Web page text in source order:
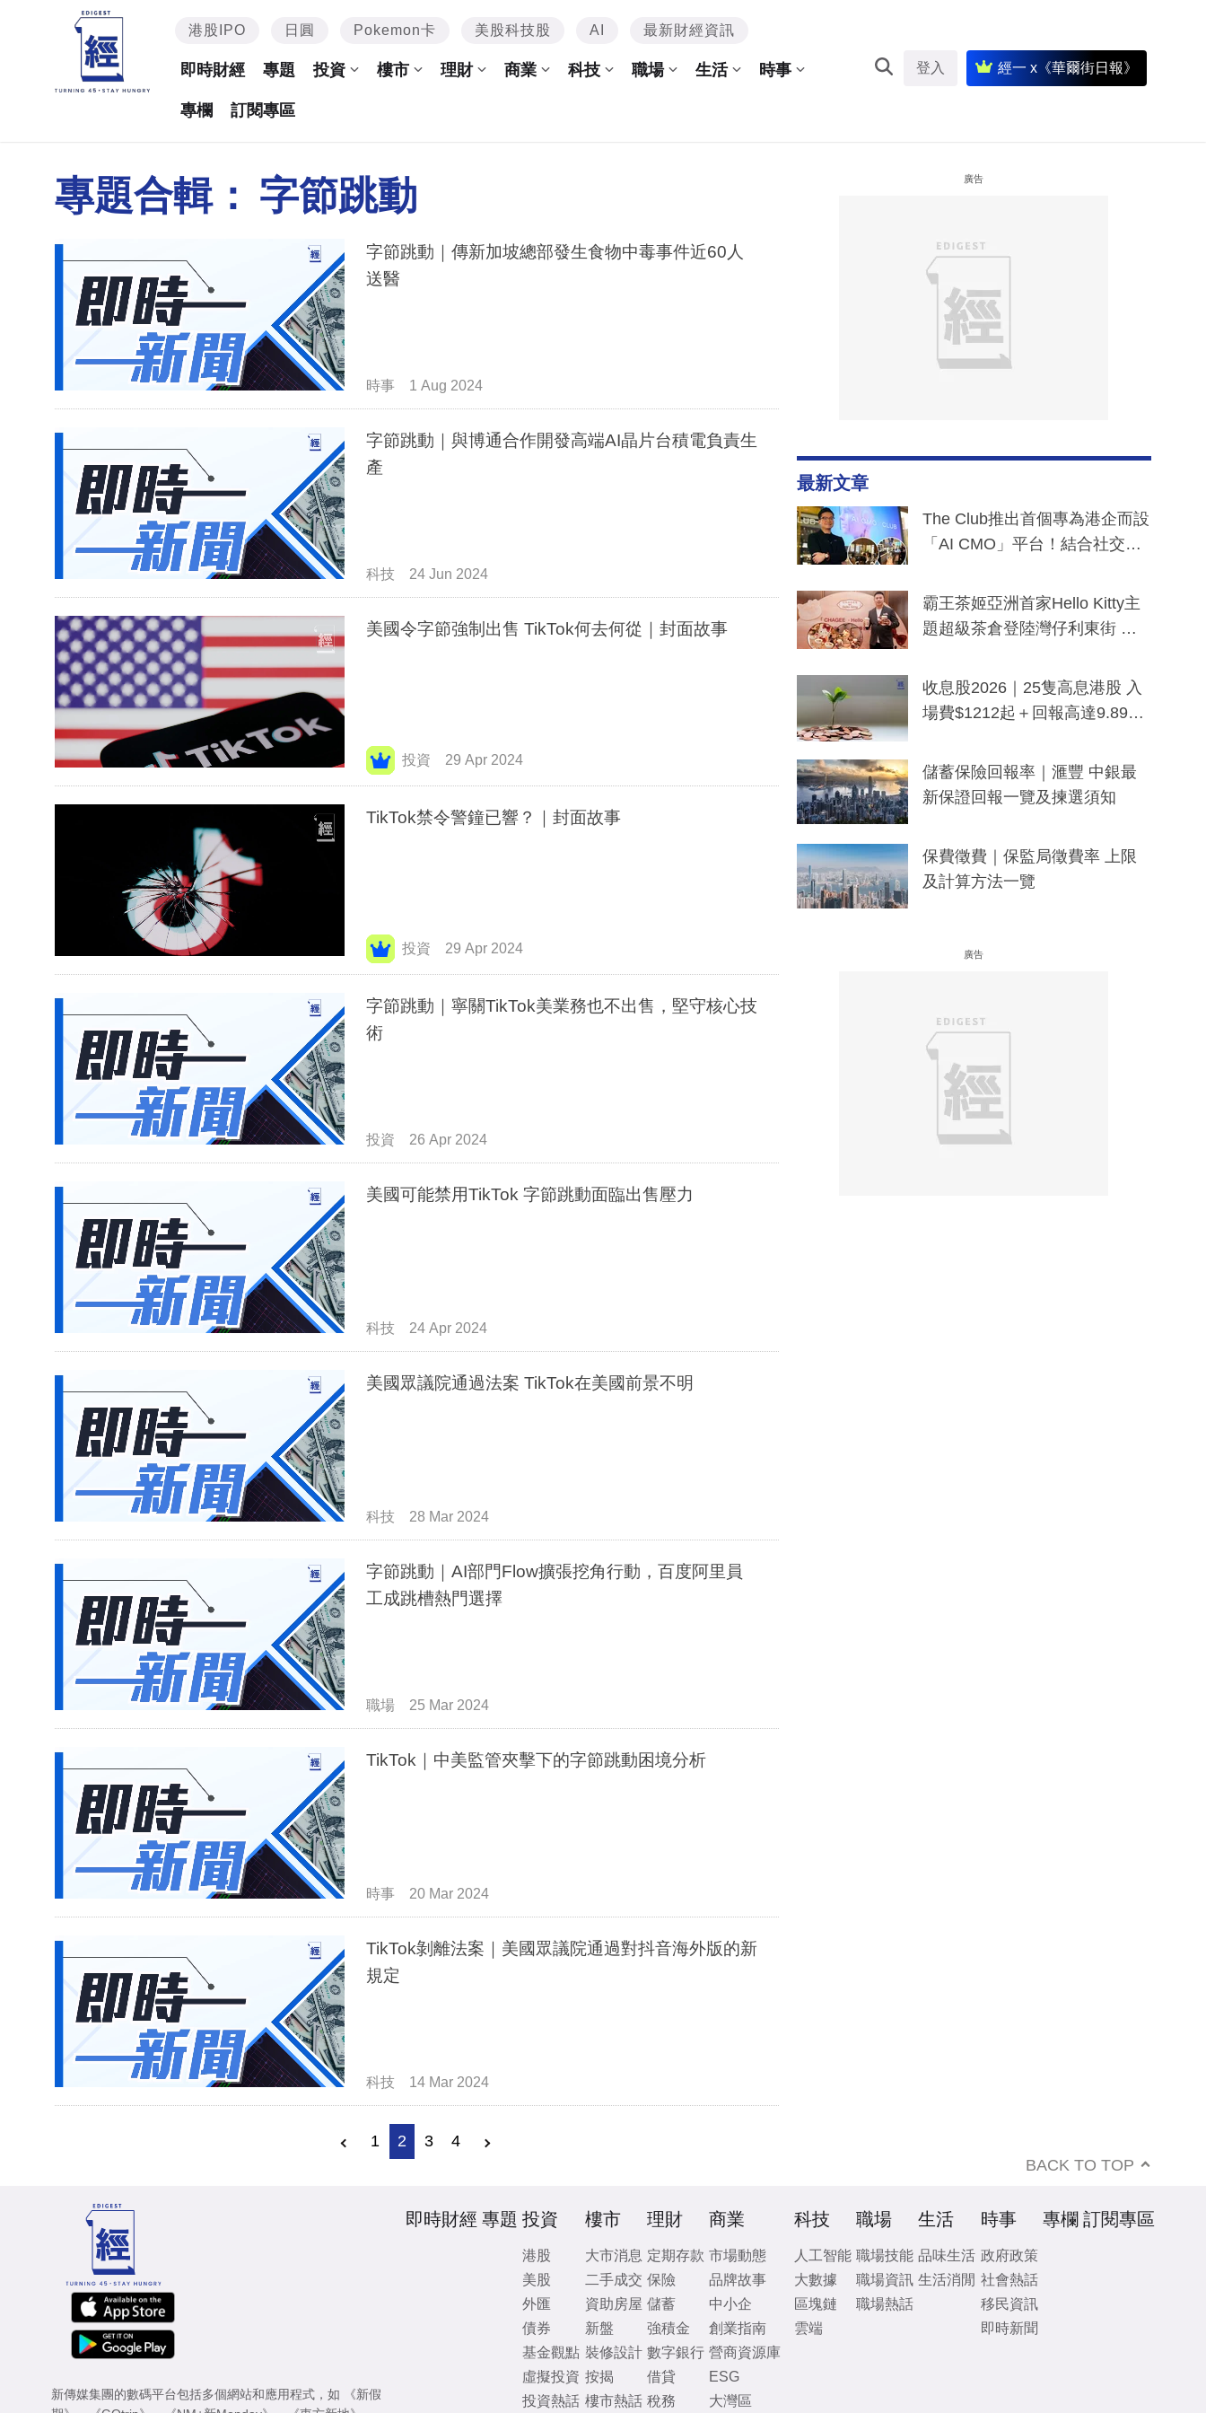
港股IPO 日圓 Pokemon卡 美股科技股 AI 最新財經資訊
即時財經 專題 投資 樓市 理財 商業 科技 職場 生活 時事
專欄 訂閱專區
登入 經一 x《華爾街日報》
專題合輯： 字節跳動
字節跳動｜傳新加坡總部發生食物中毒事件近60人
送醫
時事 1 Aug 2024
字節跳動｜與博通合作開發高端AI晶片台積電負責生
產
科技 24 Jun 2024
美國令字節強制出售 TikTok何去何從｜封面故事
投資 29 Apr 2024
TikTok禁令警鐘已響？｜封面故事
投資 29 Apr 2024
字節跳動｜寧關TikTok美業務也不出售，堅守核心技
術
投資 26 Apr 2024
美國可能禁用TikTok 字節跳動面臨出售壓力
科技 24 Apr 2024
美國眾議院通過法案 TikTok在美國前景不明
科技 28 Mar 2024
字節跳動｜AI部門Flow擴張挖角行動，百度阿里員
工成跳槽熱門選擇
職場 25 Mar 2024
TikTok｜中美監管夾擊下的字節跳動困境分析
時事 20 Mar 2024
TikTok剝離法案｜美國眾議院通過對抖音海外版的新
規定
科技 14 Mar 2024
1 2 3 4
廣告
最新文章
The Club推出首個專為港企而設
「AI CMO」平台！結合社交聆
分鐘生成「貼地」宣傳短片
霸王茶姬亞洲首家Hello Kitty主
題超級茶倉登陸灣仔利東街 推
y及香港限定特調系列
收息股2026｜25隻高息港股 入
場費$1212起＋回報高達9.89
儲蓄保險回報率｜滙豐 中銀最
新保證回報一覽及揀選須知
保費徵費｜保監局徵費率 上限
及計算方法一覽
廣告
BACK TO TOP
新傳媒集團的數碼平台包括多個網站和應用程式，如
《新假
即時財經 專題 投資
港股
美股
外匯
債券
基金觀點
虛擬投資
投資熱話
樓市
大市消息
二手成交
資助房屋
新盤
裝修設計
按揭
樓市熱話
理財
定期存款
保險
儲蓄
強積金
數字銀行
借貸
稅務
商業
市場動態
品牌故事
中小企
創業指南
營商資源庫
ESG
大灣區
科技
人工智能
大數據
區塊鏈
雲端
職場
職場技能
職場資訊
職場熱話
生活
品味生活
生活消閒
時事
政府政策
社會熱話
移民資訊
即時新聞
專欄 訂閱專區